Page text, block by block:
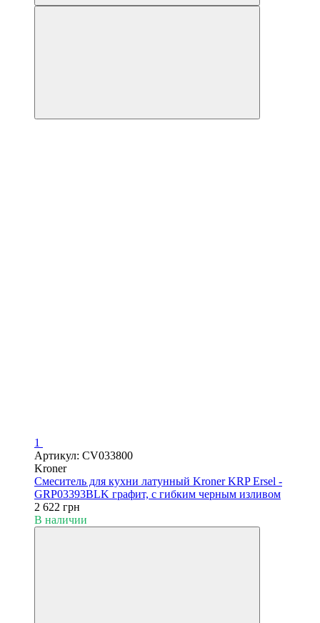
1
Артикул: CV033800
Kroner
Смеситель для кухни латунный Kroner KRP Ersel -
GRP03393BLK графит, с гибким черным изливом
2 622 грн
В наличии